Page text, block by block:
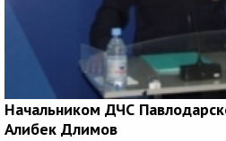
Начальником ДЧС
Алибек Длимов